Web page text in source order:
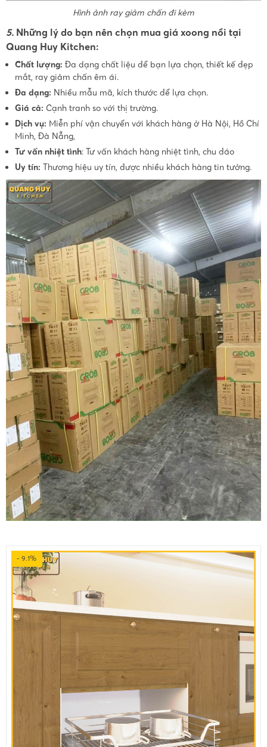
Hình ảnh ray giảm chấn đi kèm
5. Những lý do bạn nên chọn mua giá xoong nồi tại
Quang Huy Kitchen:
Chất lượng: Đa dạng chất liệu để bạn lựa chọn, thiết kế đẹp
mắt, ray giảm chấn êm ái.
Đa dạng: Nhiều mẫu mã, kích thước để lựa chọn.
Giá cả: Cạnh tranh so với thị trường.
Dịch vụ: Miễn phí vận chuyển với khách hàng ở Hà Nội, Hồ Chí
Minh, Đà Nẵng,
Tư vấn nhiệt tình: Tư vấn khách hàng nhiệt tình, chu đáo
Uy tín: Thương hiệu uy tín, được nhiều khách hàng tin tưởng.
- 9.1%